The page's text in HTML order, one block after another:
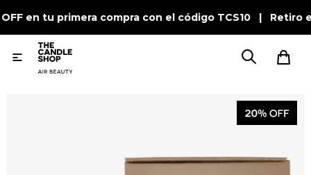
en tu primera compra con el código TCS10 |
